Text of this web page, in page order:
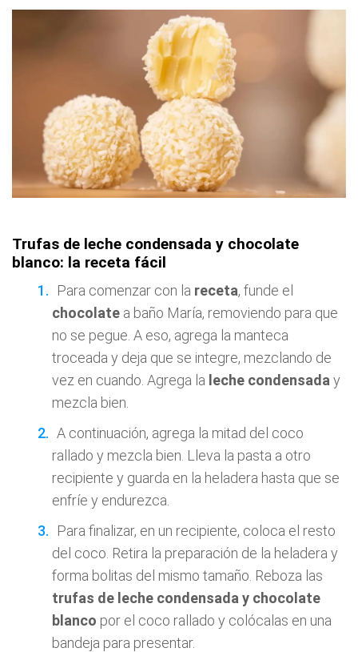
Trufas de leche condensada y chocolate
blanco: la receta fácil
Para comenzar con la receta, funde el
chocolate a baño María, removiendo para que
no se pegue. A eso, agrega la manteca
troceada y deja que se integre, mezclando de
vez en cuando. Agrega la leche condensada y
mezcla bien.
A continuación, agrega la mitad del coco
rallado y mezcla bien. Lleva la pasta a otro
recipiente y guarda en la heladera hasta que se
enfríe y endurezca.
Para finalizar, en un recipiente, coloca el resto
del coco. Retira la preparación de la heladera y
forma bolitas del mismo tamaño. Reboza las
trufas de leche condensada y chocolate
blanco por el coco rallado y colócalas en una
bandeja para presentar.